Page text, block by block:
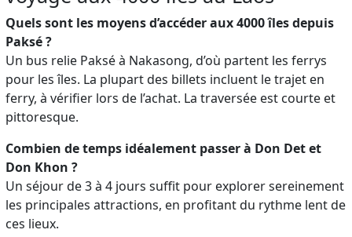
Quels sont les moyens d’accéder aux 4000 îles depuis
Paksé ?
Un bus relie Paksé à Nakasong, d’où partent les ferrys
pour les îles. La plupart des billets incluent le trajet en
ferry, à vérifier lors de l’achat. La traversée est courte et
pittoresque.
Combien de temps idéalement passer à Don Det et
Don Khon ?
Un séjour de 3 à 4 jours suffit pour explorer sereinement
les principales attractions, en profitant du rythme lent de
ces lieux.